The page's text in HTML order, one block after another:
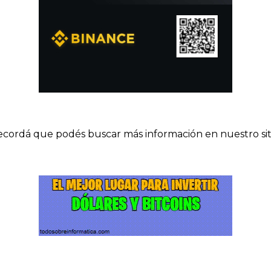
que podés buscar más información en nuestro